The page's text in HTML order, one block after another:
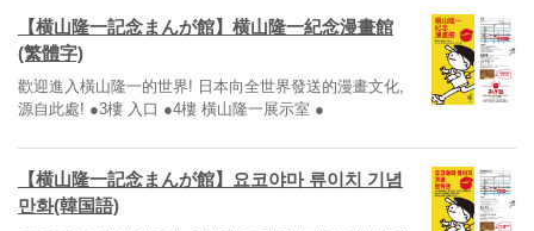
【横山隆一記念まんが館】横山隆一紀念漫畫館
(繁體字)
歡迎進入橫山隆一的世界! 日本向全世界發送的漫畫文化,
源自此處! ●3樓 入口 ●4樓 橫山隆一展示室 ●
【横山隆一記念まんが館】요코야마 류이치 기념
만화(韓国語)